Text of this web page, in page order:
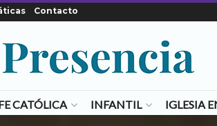
Contacto
CATÓLICA INFANTIL IGLESIA